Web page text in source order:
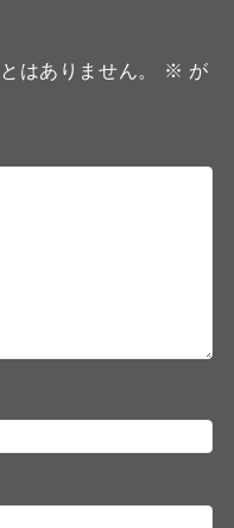
はありません。 ※ が